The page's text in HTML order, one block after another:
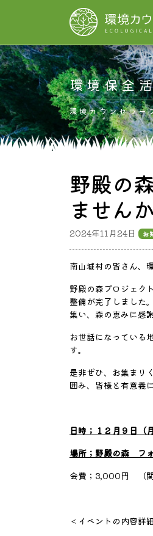
コンテンツへスキップ
メインナビゲーシ
環境保全
環境カウンセラー
野殿の
ません
2024年11月24日 お
南山城村の皆さん、
野殿の森プロジェク
整備が完了しました
集い、森の恵みに感
お世話になっている
す。
是非ぜひ、お集まり
囲み、皆様と有意義
日時；１２月９日（
場所；野殿の森 フ
会費；3,000円 （関
＜イベン